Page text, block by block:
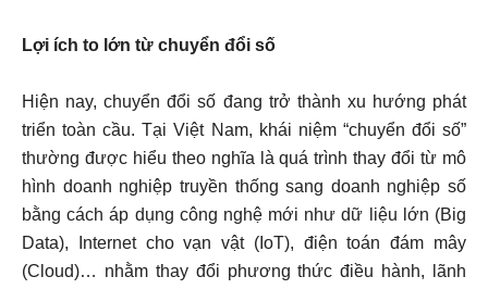
Lợi ích to lớn từ chuyển đổi số
Hiện nay, chuyển đổi số đang trở thành xu hướng phát
triển toàn cầu. Tại Việt Nam, khái niệm “chuyển đổi số”
thường được hiểu theo nghĩa là quá trình thay đổi từ mô
hình doanh nghiệp truyền thống sang doanh nghiệp số
bằng cách áp dụng công nghệ mới như dữ liệu lớn (Big
Data), Internet cho vạn vật (IoT), điện toán đám mây
(Cloud)… nhằm thay đổi phương thức điều hành, lãnh